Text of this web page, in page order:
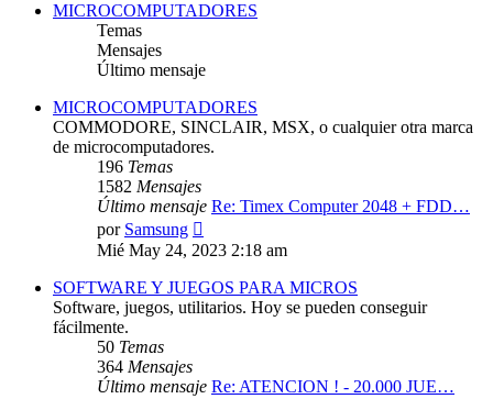
MICROCOMPUTADORES
Temas
Mensajes
Último mensaje
MICROCOMPUTADORES
COMMODORE, SINCLAIR, MSX, o cualquier otra marca
de microcomputadores.
196 Temas
1582 Mensajes
Último mensaje Re: Timex Computer 2048 + FDD…
por Samsung
último
Mié May 24, 2023 2:18 am
SOFTWARE Y JUEGOS PARA MICROS
Software, juegos, utilitarios. Hoy se pueden conseguir
fácilmente.
50 Temas
364 Mensajes
Último mensaje Re: ATENCION ! - 20.000 JUE…